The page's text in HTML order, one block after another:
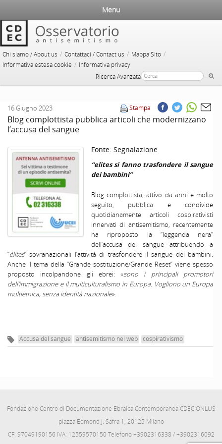
Chi siamo / About us / Contattaci / Contact us / Mappa Sito /
Informativa estesa cookie / Informativa privacy
Ricerca Avanzata
Menu
Stampa
16 Giugno 2023
Blog complottista pubblica articoli che modernizzano
l’accusa del sangue
Fonte: Segnalazione
“elites si fanno trasfondere il sangue
dei bambini”
Blog complottista, attivo da anni e molto
seguito, pubblica e condivide
quotidianamente articoli cospirativisti
innervati di antisemitismo, recentemente
ha riproposto la “leggenda nera”
dell’accusa del sangue attribuendo a
“élites” sovranazionali l’attività di trasfondere il sangue dei bambini.
Anche il tema della “Grande sostituzione/Grande Reset” viene spesso
proposto incolpandone gli ebrei: «sono i principali promotori
dell’immigrazione e il multiculturalismo in Europa. Vogliono un Europa
multietnica, senza identità nazionale».
Accusa del sangue antisemitismo nel web cospirativismo
Fondazione Centro di Documentazione Ebraica Contemporanea CDEC ONLUS
piazza Edmond J. Safra 1, 20125 Milano
CF: 97049190156 IVA: 12559570150 Telefono +3902316338 / +3902316092